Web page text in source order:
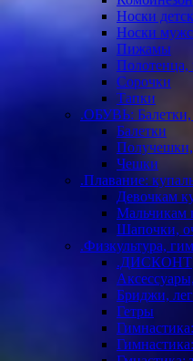
Носки
Носки
Пижамы
Полотенца,
Сорочки
Тапки
.ОБУВЬ:
Балетки
Чешки
.Плавание:
Девочкам
Мальчикам
Шапочки,
.Физкультура,
.ДИСКОНТ
Бриджи,
Гетры